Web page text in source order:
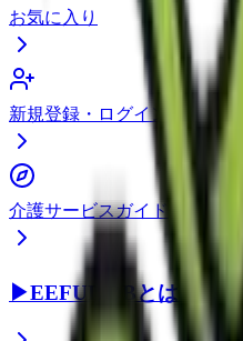
お気に入り
新規登録・ログイン
介護サービスガイド
▶EEFUL DBとは？